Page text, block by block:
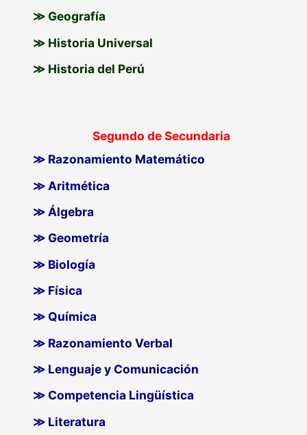
≫ Geografía
≫ Historia Universal
≫ Historia del Perú
Segundo de Secundaria
≫ Razonamiento Matemático
≫ Aritmética
≫ Álgebra
≫ Geometría
≫ Biología
≫ Física
≫ Química
≫ Razonamiento Verbal
≫ Lenguaje y Comunicación
≫ Competencia Lingüística
≫ Literatura